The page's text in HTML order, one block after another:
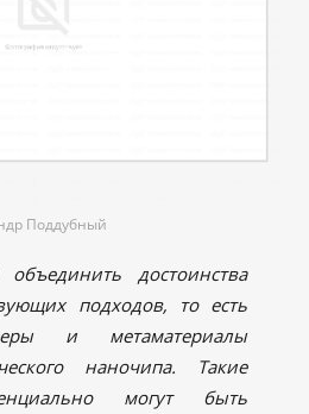
Поддубный
достоинства
подходов, то есть
и метаматериалы
наночипа. Такие
могут быть